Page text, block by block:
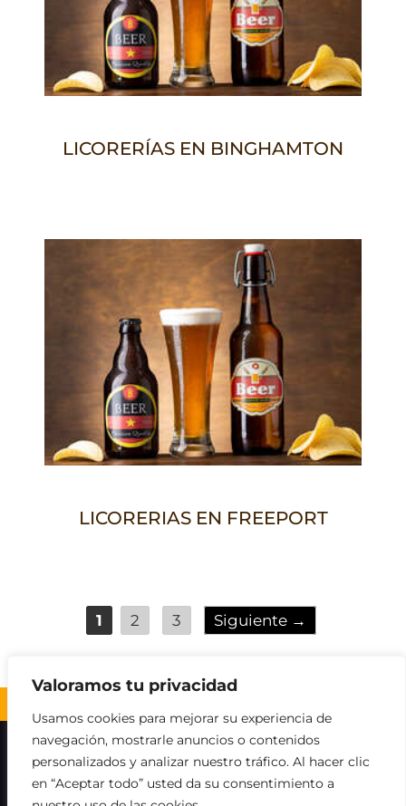
Valoramos tu privacidad
Usamos cookies para mejorar su experiencia de
navegación, mostrarle anuncios o contenidos
personalizados y analizar nuestro tráfico. Al hacer clic
en “Aceptar todo” usted da su consentimiento a
LICORERÍAS EN BINGHAMTON
LICORERIAS EN FREEPORT
Página
1 Página
2 Página
3 Siguiente →
Sobre nosotros Contacto Aviso legal
Política de Cookies Política de privacidad